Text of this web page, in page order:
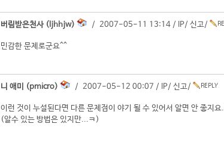
버림받은천사 (ljhhjw) / 2007-05-11 13:14 / IP/ 신고/
민감한 문제로군요^^
니 애미 (pmicro) / 2007-05-12 00:07 / IP/ 신고/
이런 것이 누설된다면 다른 문제점이 야기 될 수 있어서 알면 안 좋지요.
(알수 있는 방법은 있지만...ㅋ)